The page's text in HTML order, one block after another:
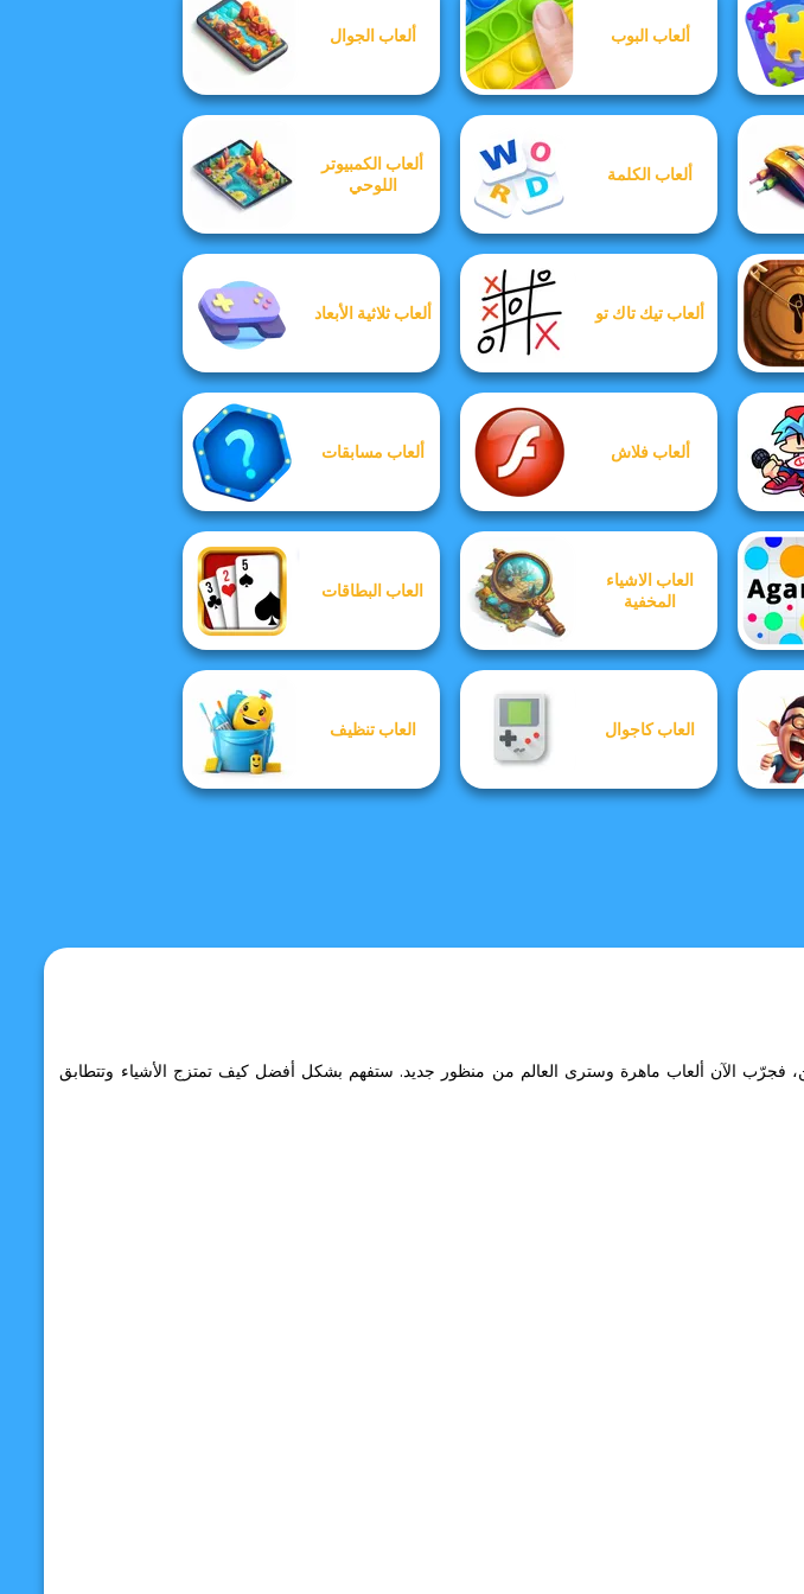
ألعاب البوب ألعاب الجوال
ألعاب الكلمة
ألعاب الكمبيوتر
اللوحي
ألعاب تيك تاك تو ألعاب ثلاثية الأبعاد
ألعاب فلاش ألعاب مسابقات
العاب الاشياء
المخفية
العاب البطاقات
العاب كاجوال العاب تنظيف
فجرّب الآن ألعاب ماهرة وسترى العالم من منظور جديد. ستفهم بشكل أفضل كيف تمتزج الأشياء وتتطابق